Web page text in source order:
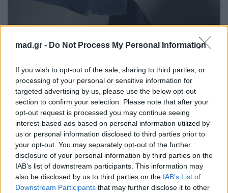
mad.gr - Do Not Process My Personal Information
If you wish to opt-out of the sale, sharing to third parties, or
processing of your personal or sensitive information for
targeted advertising by us, please use the below opt-out
section to confirm your selection. Please note that after your
opt-out request is processed you may continue seeing
interest-based ads based on personal information utilized by
us or personal information disclosed to third parties prior to
your opt-out. You may separately opt-out of the further
disclosure of your personal information by third parties on the
IAB’s list of downstream participants. This information may
also be disclosed by us to third parties on the IAB’s List of
Downstream Participants that may further disclose it to other
https://www.instagram.com/tyrabanks/
Το μοντάζ δείχνει την παρουσιάστρια να διστάζει,
δημιουργώντας την εντύπωση ότι δεν θυμάται το
περιστατικό. Ωστόσο, οι νομικοί της Banks